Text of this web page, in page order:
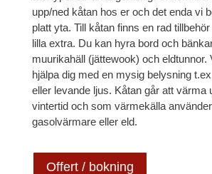
upp/ned kåtan hos er och det enda vi
platt yta. Till kåtan finns en rad
lilla extra. Du kan hyra bord och
muurikahäll (jättewook) och eldtunnor.
hjälpa dig med en mysig belysning
eller levande ljus. Kåtan går att värma
vintertid och som värmekälla
gasolvärmare eller eld.
Offert / bokning